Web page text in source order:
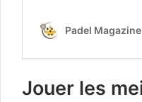
Jouer les